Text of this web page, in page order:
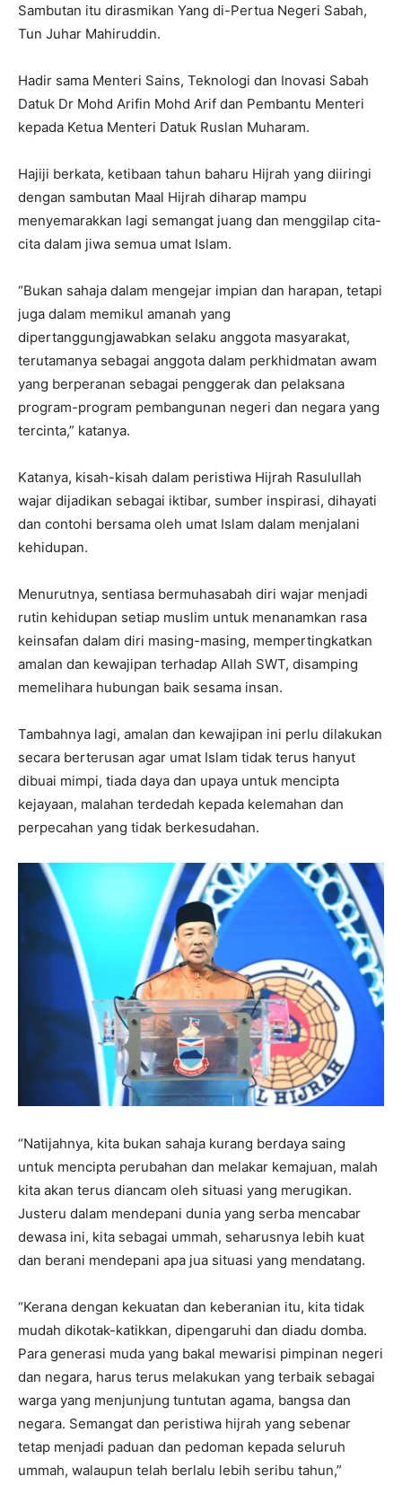
Sambutan itu dirasmikan Yang di-Pertua Negeri Sabah,
Tun Juhar Mahiruddin.
Hadir sama Menteri Sains, Teknologi dan Inovasi Sabah
Datuk Dr Mohd Arifin Mohd Arif dan Pembantu Menteri
kepada Ketua Menteri Datuk Ruslan Muharam.
Hajiji berkata, ketibaan tahun baharu Hijrah yang diiringi
dengan sambutan Maal Hijrah diharap mampu
menyemarakkan lagi semangat juang dan menggilap cita-
cita dalam jiwa semua umat Islam.
“Bukan sahaja dalam mengejar impian dan harapan, tetapi
juga dalam memikul amanah yang
dipertanggungjawabkan selaku anggota masyarakat,
terutamanya sebagai anggota dalam perkhidmatan awam
yang berperanan sebagai penggerak dan pelaksana
program-program pembangunan negeri dan negara yang
tercinta,” katanya.
Katanya, kisah-kisah dalam peristiwa Hijrah Rasulullah
wajar dijadikan sebagai iktibar, sumber inspirasi, dihayati
dan contohi bersama oleh umat Islam dalam menjalani
kehidupan.
Menurutnya, sentiasa bermuhasabah diri wajar menjadi
rutin kehidupan setiap muslim untuk menanamkan rasa
keinsafan dalam diri masing-masing, mempertingkatkan
amalan dan kewajipan terhadap Allah SWT, disamping
memelihara hubungan baik sesama insan.
Tambahnya lagi, amalan dan kewajipan ini perlu dilakukan
secara berterusan agar umat Islam tidak terus hanyut
dibuai mimpi, tiada daya dan upaya untuk mencipta
kejayaan, malahan terdedah kepada kelemahan dan
perpecahan yang tidak berkesudahan.
“Natijahnya, kita bukan sahaja kurang berdaya saing
untuk mencipta perubahan dan melakar kemajuan, malah
kita akan terus diancam oleh situasi yang merugikan.
Justeru dalam mendepani dunia yang serba mencabar
dewasa ini, kita sebagai ummah, seharusnya lebih kuat
dan berani mendepani apa jua situasi yang mendatang.
“Kerana dengan kekuatan dan keberanian itu, kita tidak
mudah dikotak-katikkan, dipengaruhi dan diadu domba.
Para generasi muda yang bakal mewarisi pimpinan negeri
dan negara, harus terus melakukan yang terbaik sebagai
warga yang menjunjung tuntutan agama, bangsa dan
negara. Semangat dan peristiwa hijrah yang sebenar
tetap menjadi paduan dan pedoman kepada seluruh
ummah, walaupun telah berlalu lebih seribu tahun,”